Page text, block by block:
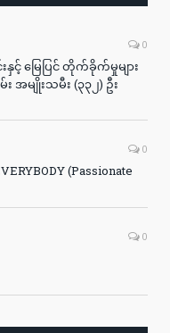
0
င့် မြေပြင် တိုက်ခိုက်မှုများ
း အမျိုးသမီး (၃၃၂) ဦး
0
(Passionate
0